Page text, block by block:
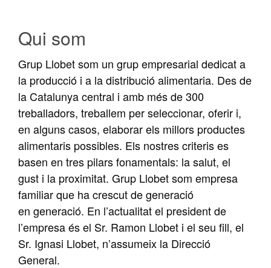
Qui som
Grup Llobet som un grup empresarial dedicat a
la producció i a la distribució alimentaria. Des de
la Catalunya central i amb més de 300
treballadors, treballem per seleccionar, oferir i,
en alguns casos, elaborar els millors productes
alimentaris possibles. Els nostres criteris es
basen en tres pilars fonamentals: la salut, el
gust i la proximitat. Grup Llobet som empresa
familiar que ha crescut de generació
en generació. En l’actualitat el president de
l’empresa és el Sr. Ramon Llobet i el seu fill, el
Sr. Ignasi Llobet, n’assumeix la Direcció
General.